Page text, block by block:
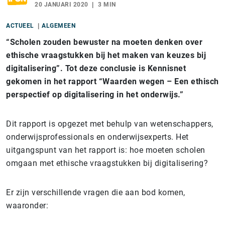
20 JANUARI 2020 3 MIN
ACTUEEL ALGEMEEN
“Scholen zouden bewuster na moeten denken over
ethische vraagstukken bij het maken van keuzes bij
digitalisering”. Tot deze conclusie is Kennisnet
gekomen in het rapport “Waarden wegen – Een ethisch
perspectief op digitalisering in het onderwijs.”
Dit rapport is opgezet met behulp van wetenschappers,
onderwijsprofessionals en onderwijsexperts. Het
uitgangspunt van het rapport is: hoe moeten scholen
omgaan met ethische vraagstukken bij digitalisering?
Er zijn verschillende vragen die aan bod komen,
waaronder: